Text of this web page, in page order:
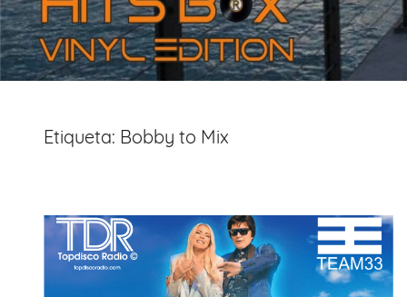
Etiqueta: Bobby to Mix